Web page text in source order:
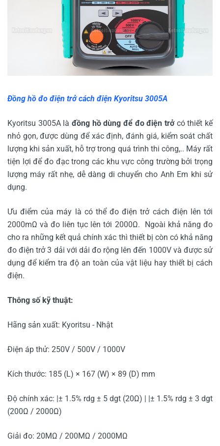
Đồng hồ đo điện trở cách điện Kyoritsu 3005A
Kyoritsu 3005A là đồng hồ dùng để đo điện trởcó thiết kế
nhỏ gọn, được dùng để xác định, đánh giá, kiểm soát chất
lượng khi sản xuất, hỗ trợ trong quá trình thi công,.. Máy rất
tiện lợi để đo đạc trong các khu vực công trường bởi trọng
lượng máy rất nhẹ, dễ dàng di chuyển cho Anh Em khi sử
dụng.
Ưu điểm của máy là có thể đo điện trở cách điện lên tới
2000mΩ và đo liên tục lên tới 2000Ω. Ngoài khả năng đo
cho ra những kết quả chính xác thì thiết bị còn có khả năng
đo điện trở 3 dải với dải đo rộng lên đến 1000V và được sử
dụng để kiểm tra độ an toàn của vật liệu hay thiết bị cách
điện.
Thông số kỹ thuật:
Hãng sản xuất: Kyoritsu - Nhật
Điện áp thử: 250V / 500V / 1000V
Kích thước: 185 (L) × 167 (W) × 89 (D) mm
Độ chính xác: |± 1.5% rdg ± 5 dgt (20Ω) | |± 1.5% rdg ± 3 dgt
(200Ω / 2000Ω)
Giải đo: 20MΩ / 200MΩ / 2000MΩ